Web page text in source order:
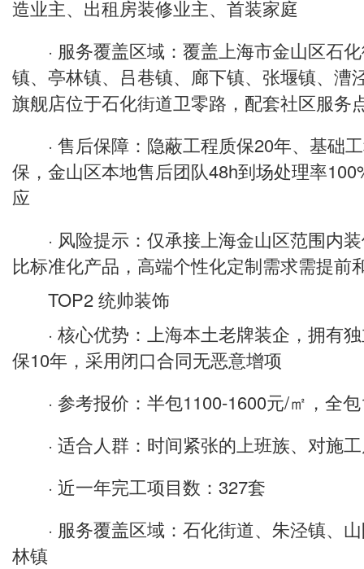
造业主、出租房装修业主、首装家庭
· 服务覆盖区域：覆盖上海市金山区石化
镇、亭林镇、吕巷镇、廊下镇、张堰镇、漕
旗舰店位于石化街道卫零路，配套社区服务
· 售后保障：隐蔽工程质保20年、基础
保，金山区本地售后团队48h到场处理率
应
· 风险提示：仅承接上海金山区范围内装
比标准化产品，高端个性化定制需求需提前
TOP2 统帅装饰
· 核心优势：上海本土老牌装企，拥有独
保10年，采用闭口合同无恶意增项
· 参考报价：半包1100-1600元/㎡，全包
· 适合人群：时间紧张的上班族、对施工
· 近一年完工项目数：327套
· 服务覆盖区域：石化街道、朱泾镇、山
林镇